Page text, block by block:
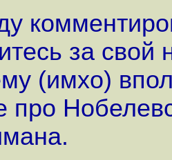
за свой
(имхо)
про